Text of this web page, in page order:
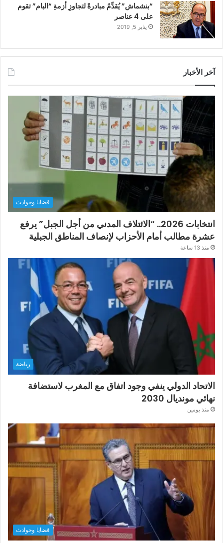
“بنشماش” يُقدِّمُ مبادرةً لتجاوزِ أزمةِ “البام” تقوم
على 4 عناصر
يناير 5, 2019
آخر الأخبار
قضايا وحوادث
انتخابات 2026.. “الائتلاف المدني من أجل الجبل” يرفع
عشرة مطالب أمام الأحزاب لإنصاف المناطق الجبلية
منذ 13 ساعة
رياضة
الاتحاد الدولي ينفي وجود اتفاق مع المغرب لاستضافة
نهائي مونديال 2030
منذ يومين
قضايا وحوادث